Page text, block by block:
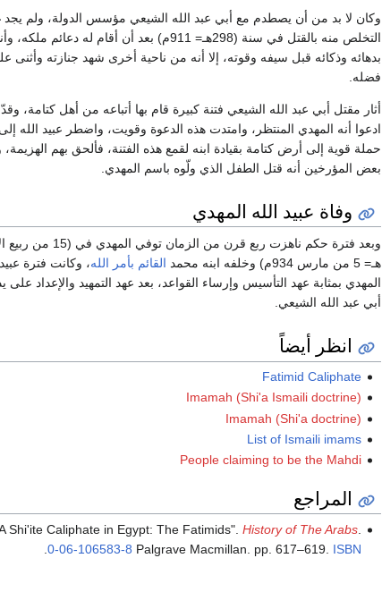
وكان لا بد من أن يصطدم مع أبي عبد الله الشيعي مؤسس الدولة، ولم
التخلص منه بالقتل في سنة (298هـ= 911م) بعد أن أقام له دعائم
بدهائه وذكائه قبل سيفه وقوته، إلا أنه من ناحية أخرى شهد جنازته وأثنى
فضله.
أثار مقتل أبي عبد الله الشيعي فتنة كبيرة قام بها أتباعه من أهل كتامة،
ادعوا أنه المهدي المنتظر، وامتدت هذه الدعوة وقويت، واضطر عبيد الله
حملة قوية إلى أرض كتامة بقيادة ابنه لقمع هذه الفتنة، فألحق بهم الهزيمة،
بعض المؤرخين أنه قتل الطفل الذي ولّوه باسم المهدي.
وفاة عبيد الله المهدي
هـ= 5 من مارس 934م) وخلفه ابنه محمد
القائم بأمر الله، وكانت فترة عبيد
المهدي بمثابة عهد التأسيس وإرساء القواعد، بعد عهد التمهيد والإعداد على
أبي عبد الله الشيعي.
انظر أيضاً
Fatimid Caliphate
Imamah (Shi'a Ismaili doctrine)
Imamah (Shi'a doctrine)
List of Ismaili imams
People claiming to be the Mahdi
المراجع
Shi'ite Caliphate in Egypt: The Fatimids". History of The Arabs.
Palgrave Macmillan. pp. 617–619. ISBN
0-06-106583-8